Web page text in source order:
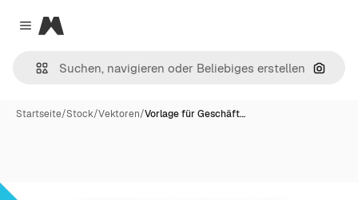
Close menu
Magnific
Nach
Startseite/Stock/Vektoren/Vorlage für Geschäft…